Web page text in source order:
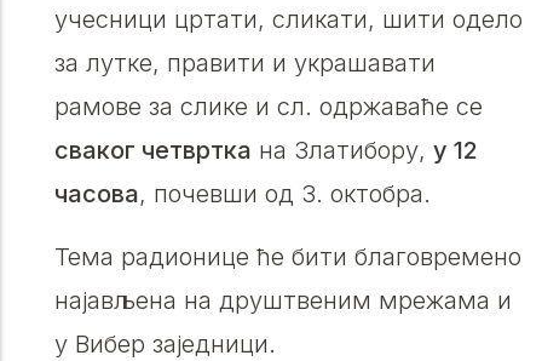
учесници цртати, сликати, шити одело
за лутке, правити и украшавати
рамове за слике и сл. одржаваће се
сваког четвртка на Златибору, у 12
часова, почевши од 3. октобра.
Тема радионице ће бити благовремено
најављена на друштвеним мрежама и
у Вибер заједници.